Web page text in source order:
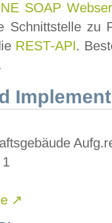
SOAP
Schnittstelle zu
REST-API.
↗